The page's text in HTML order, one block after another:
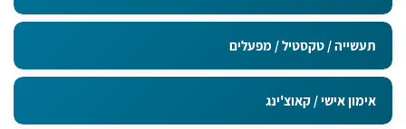
תעשייה / טקסטיל / מפעלים
אימון אישי / קאוצ'ינג